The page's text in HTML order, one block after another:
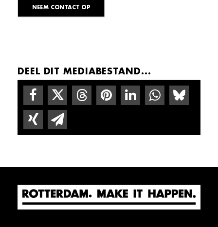
NEEM CONTACT OP
DEEL DIT MEDIABESTAND...